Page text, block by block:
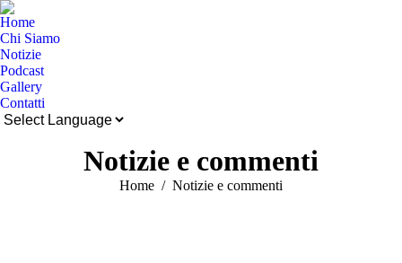
Home
Chi Siamo
Notizie
Podcast
Gallery
Contatti
Notizie e commenti
Tu sei qui:
Home Notizie e commenti